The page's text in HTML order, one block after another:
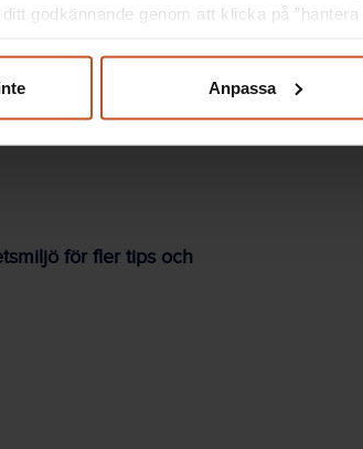
godkännande genom att klicka på
Anpassa
för fler tips och